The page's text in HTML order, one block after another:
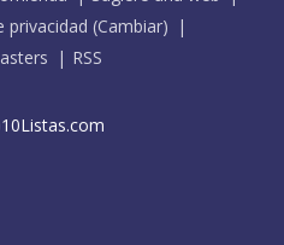
privacidad (Cambiar)
RSS